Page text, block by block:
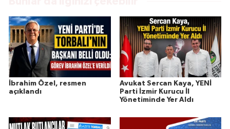
İbrahim Özel, resmen
açıklandı
Avukat Sercan Kaya, YENİ
Parti İzmir Kurucu İl
Yönetiminde Yer Aldı